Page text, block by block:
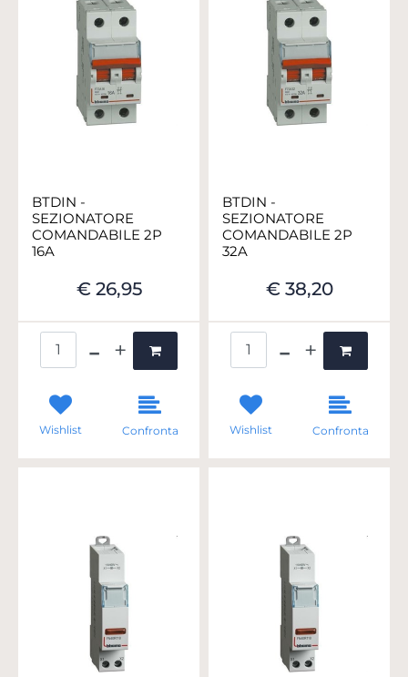
BTDIN -
SEZIONATORE
COMANDABILE 2P
16A
€ 26,95
Wishlist Confronta
BTDIN -
SEZIONATORE
COMANDABILE 2P
32A
€ 38,20
Wishlist Confronta